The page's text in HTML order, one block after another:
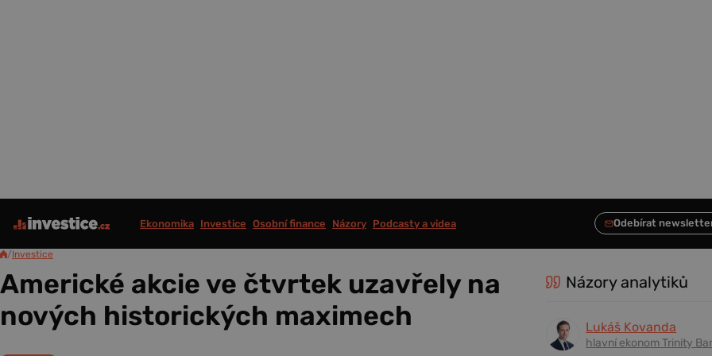
Ekonomika Investice Osobní finance Názory Podcasty a videa
/Investice
Americké akcie ve čtvrtek uzavřely na
nových historických maximech
Názory analytiků
Lukáš Kovanda
hlavní ekonom Trinity